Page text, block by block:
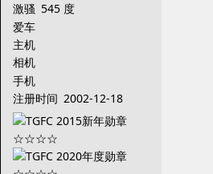
激骚 545 度
爱车
主机
相机
手机
注册时间 2002-12-18